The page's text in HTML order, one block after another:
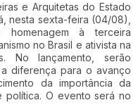
e Arquitetas do Estado
nesta sexta-feira (04/08),
homenagem à terceira
no Brasil e ativista na
No lançamento, serão
diferença para o avanço
da importância da
política. O evento será no